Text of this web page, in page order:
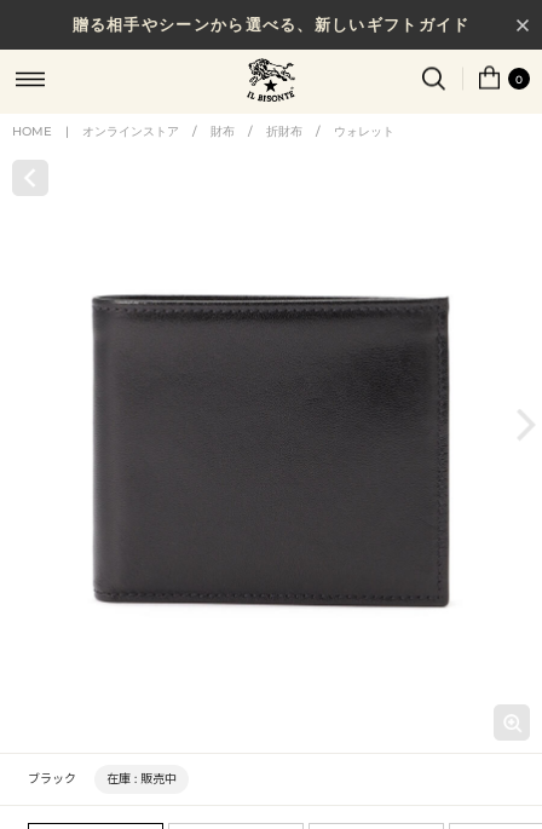
贈る相手やシーンから選べる、新しいギフトガイド
0
HOME | オンラインストア / 財布 / 折財布 / ウォレット
ブラック 在庫 : 販売中